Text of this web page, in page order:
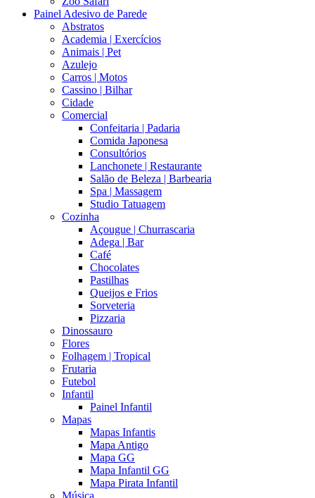
Painel Adesivo de Parede
Abstratos
Academia | Exercícios
Animais | Pet
Azulejo
Carros | Motos
Cassino | Bilhar
Cidade
Comercial
Confeitaria | Padaria
Comida Japonesa
Consultórios
Lanchonete | Restaurante
Salão de Beleza | Barbearia
Spa | Massagem
Studio Tatuagem
Cozinha
Açougue | Churrascaria
Adega | Bar
Café
Chocolates
Pastilhas
Queijos e Frios
Sorveteria
Pizzaria
Dinossauro
Flores
Folhagem | Tropical
Frutaria
Futebol
Infantil
Painel Infantil
Mapas
Mapas Infantis
Mapa Antigo
Mapa GG
Mapa Infantil GG
Mapa Pirata Infantil
Música